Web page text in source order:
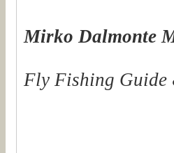
Mirko Dalmonte
Fly Fishing